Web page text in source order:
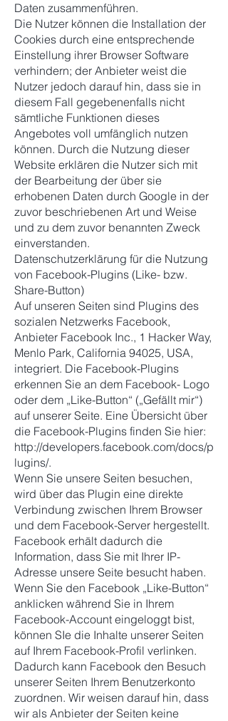
Daten zusammenführen.
Die Nutzer können die Installation der
Cookies durch eine entsprechende
Einstellung ihrer Browser Software
verhindern; der Anbieter weist die
Nutzer jedoch darauf hin, dass sie in
diesem Fall gegebenenfalls nicht
sämtliche Funktionen dieses
Angebotes voll umfänglich nutzen
können. Durch die Nutzung dieser
Website erklären die Nutzer sich mit
der Bearbeitung der über sie
erhobenen Daten durch Google in der
zuvor beschriebenen Art und Weise
und zu dem zuvor benannten Zweck
einverstanden.
Datenschutzerklärung für die Nutzung
von Facebook-Plugins (Like- bzw.
Share-Button)
Auf unseren Seiten sind Plugins des
sozialen Netzwerks Facebook,
Anbieter Facebook Inc., 1 Hacker Way,
Menlo Park, California 94025, USA,
integriert. Die Facebook-Plugins
erkennen Sie an dem Facebook- Logo
oder dem „Like-Button“ („Gefällt mir“)
auf unserer Seite. Eine Übersicht über
die Facebook-Plugins finden Sie hier:
http://developers.facebook.com/docs/p
lugins/.
Wenn Sie unsere Seiten besuchen,
wird über das Plugin eine direkte
Verbindung zwischen Ihrem Browser
und dem Facebook-Server hergestellt.
Facebook erhält dadurch die
Information, dass Sie mit Ihrer IP-
Adresse unsere Seite besucht haben.
Wenn Sie den Facebook „Like-Button“
anklicken während Sie in Ihrem
Facebook-Account eingeloggt bist,
können SIe die Inhalte unserer Seiten
auf Ihrem Facebook-Profil verlinken.
Dadurch kann Facebook den Besuch
unserer Seiten Ihrem Benutzerkonto
zuordnen. Wir weisen darauf hin, dass
wir als Anbieter der Seiten keine